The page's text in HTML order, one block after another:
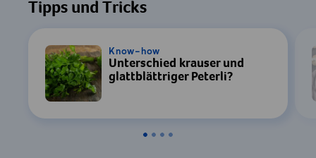
Tipps und Tricks
Know-how
Unterschied krauser und
glattblättriger Peterli?